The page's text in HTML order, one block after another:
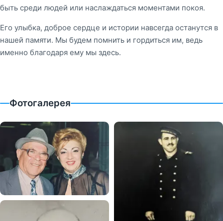
быть среди людей или наслаждаться моментами покоя.
Его улыбка, доброе сердце и истории навсегда останутся в
нашей памяти. Мы будем помнить и гордиться им, ведь
именно благодаря ему мы здесь.
Фотогалерея